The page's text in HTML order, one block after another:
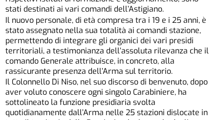
stati destinati ai vari comandi dell’Astigiano.
Il nuovo personale, di età compresa tra i 19 e i 25 anni, è
stato assegnato nella sua totalità ai comandi stazione,
permettendo di integrare gli organici dei vari presidi
territoriali, a testimonianza dell’assoluta rilevanza che il
comando Generale attribuisce, in concreto, alla
rassicurante presenza dell’Arma sul territorio.
Il Colonnello Di Niso, nel suo discorso di benvenuto, dopo
aver voluto conoscere ogni singolo Carabiniere, ha
sottolineato la funzione presidiaria svolta
quotidianamente dall’Arma nelle 25 stazioni dislocate in